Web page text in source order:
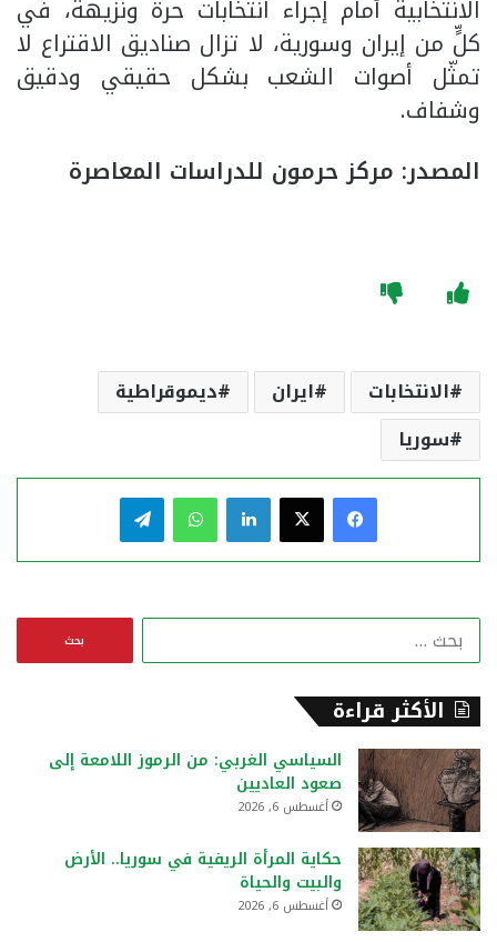
الانتخابية أمام إجراء انتخابات حرة ونزيهة، في
كلٍّ من إيران وسورية، لا تزال صناديق الاقتراع لا
تمثّل أصوات الشعب بشكل حقيقي ودقيق
وشفاف.
المصدر: مركز حرمون للدراسات المعاصرة
الانتخابات ايران
ديموقراطية
سوريا
فيسبوك لينكدإن واتساب
ن
الأكثر قراءة
السياسي الغربي: من الرموز اللامعة إلى
صعود العاديين
أغسطس 6, 2026
حكاية المرأة الريفية في سوريا.. الأرض
والبيت والحياة
أغسطس 6, 2026